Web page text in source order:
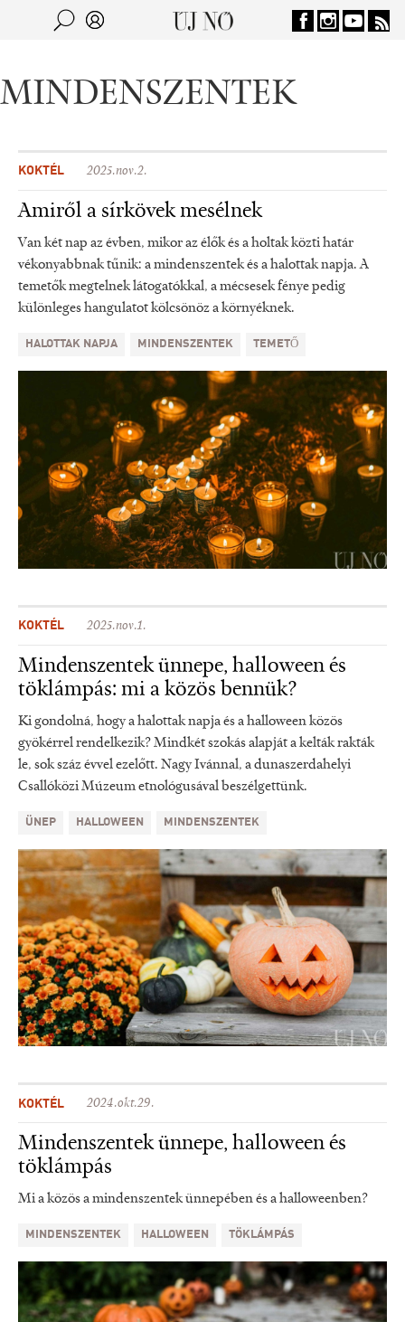
Jump to navigation
MINDENSZENTEK
KOKTÉL 2025.nov.2.
Amiről a sírkövek mesélnek
Van két nap az évben, mikor az élők és a holtak közti határ
vékonyabbnak tűnik: a mindenszentek és a halottak napja. A
temetők megtelnek látogatókkal, a mécsesek fénye pedig
különleges hangulatot kölcsönöz a környéknek.
HALOTTAK NAPJA MINDENSZENTEK TEMETŐ
KOKTÉL 2025.nov.1.
Mindenszentek ünnepe, halloween és
töklámpás: mi a közös bennük?
Ki gondolná, hogy a halottak napja és a halloween közös
gyökérrel rendelkezik? Mindkét szokás alapját a kelták rakták
le, sok száz évvel ezelőtt. Nagy Ivánnal, a dunaszerdahelyi
Csallóközi Múzeum etnológusával beszélgettünk.
ÜNEP HALLOWEEN MINDENSZENTEK
KOKTÉL 2024.okt.29.
Mindenszentek ünnepe, halloween és
töklámpás
Mi a közös a mindenszentek ünnepében és a halloweenben?
MINDENSZENTEK HALLOWEEN TÖKLÁMPÁS